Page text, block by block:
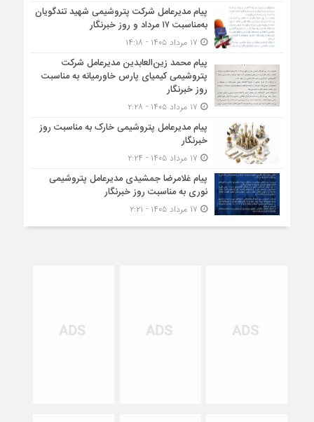
پیام مدیرعامل شرکت پتروشیمی شهید تندگویان
به‌مناسبت ۱۷ مرداد و روز خبرنگار
پیام محمد زین‌العابدین مدیرعامل شرکت
پتروشیمی کیمیای پارس خاورمیانه به مناسبت
روز خبرنگار
پیام مدیرعامل پتروشیمی خارک به مناسبت روز
خبرنگار
پیام غلامرضا جمشیدی مدیرعامل پتروشیمی
نوری به مناسبت روز خبرنگار